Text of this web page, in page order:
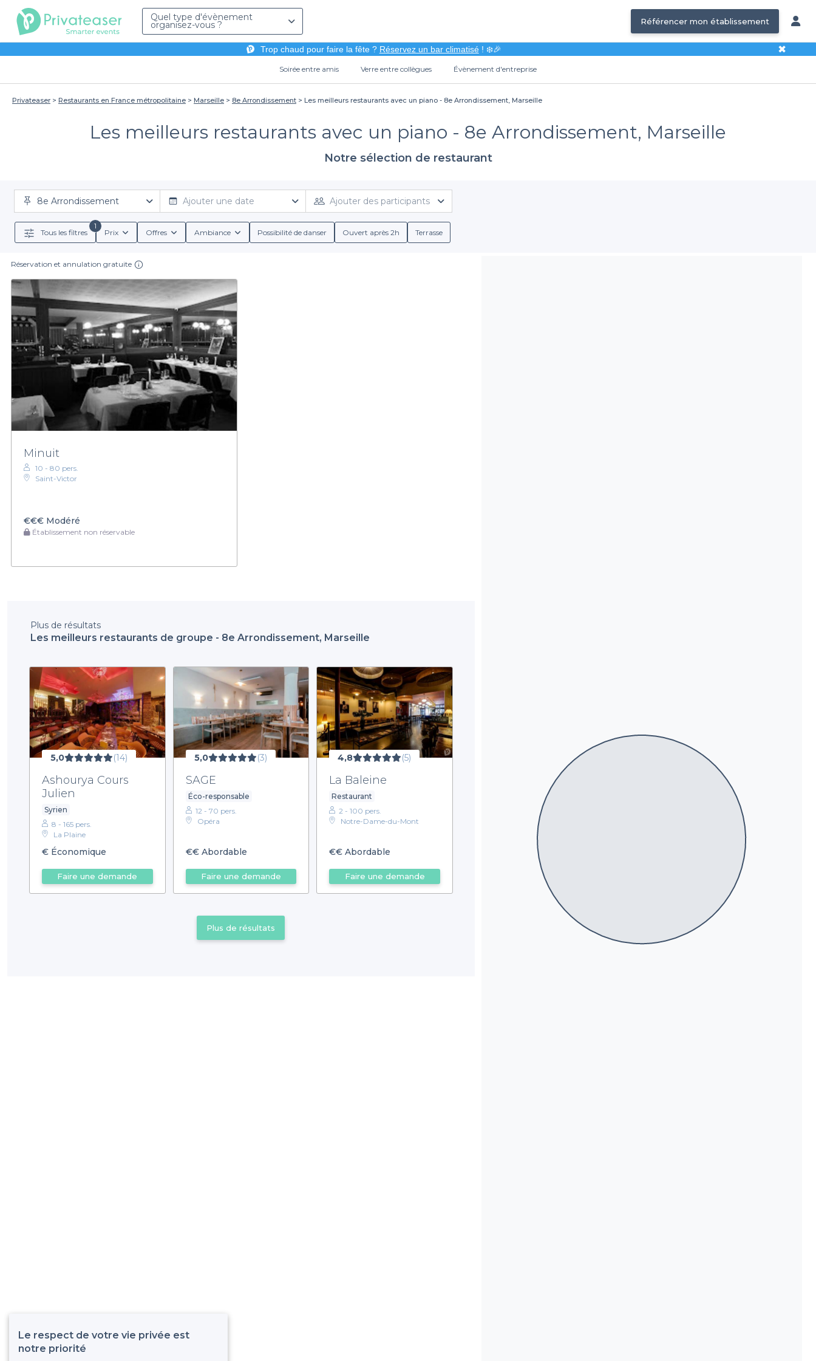
Quel type d'évènement
organisez-vous ? Référencer mon établissement
Trop chaud pour faire la fête ? Réservez un bar climatisé! ❄️🎉 ✖
Soirée entre amis Verre entre collègues Évènement d'entreprise
Privateaser Restaurants en France métropolitaine Marseille 8e Arrondissement Les meilleurs restaurants avec un piano - 8e Arrondissement, Marseille
Les meilleurs restaurants avec un piano - 8e Arrondissement, Marseille
Notre sélection de restaurant
8e Arrondissement Ajouter une date Ajouter des participants
Tous les filtres
1
Prix Offres Ambiance Possibilité de danser Ouvert après 2h Terrasse
Réservation et annulation gratuite
Minuit
10 - 80 pers.
Saint-Victor
€€€ Modéré
Établissement non réservable
Plus de résultats
Les meilleurs restaurants de groupe - 8e Arrondissement, Marseille
5,0 (14)
Ashourya Cours
Julien
Syrien
8 - 165 pers.
La Plaine
€ Économique
Faire une demande
5,0 (3)
SAGE
Éco-responsable
12 - 70 pers.
Opéra
€€Abordable
Faire une demande
4,8 (5)
La Baleine
Restaurant
2 - 100 pers.
Notre-Dame-du-Mont
€€ Abordable
Faire une demande
Plus de résultats
Le respect de votre vie privée est
notre priorité